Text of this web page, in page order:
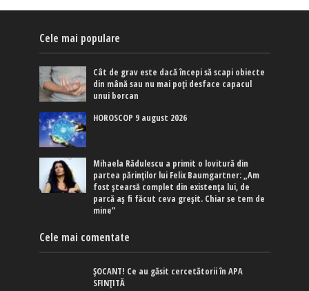
Cele mai populare
Cât de grav este dacă începi să scapi obiecte
din mână sau nu mai poți desface capacul
unui borcan
HOROSCOP 9 august 2026
Mihaela Rădulescu a primit o lovitură din
partea părinților lui Felix Baumgartner: „Am
fost ștearsă complet din existența lui, de
parcă aș fi făcut ceva greșit. Chiar se tem de
mine”
Cele mai comentate
ȘOCANT! Ce au găsit cercetătorii în APA
SFINȚITĂ